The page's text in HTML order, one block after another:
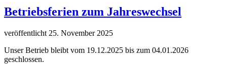
Betriebsferien zum Jahreswechsel
veröffentlicht 25. November 2025
Unser Betrieb bleibt vom 19.12.2025 bis zum 04.01.2026
geschlossen.